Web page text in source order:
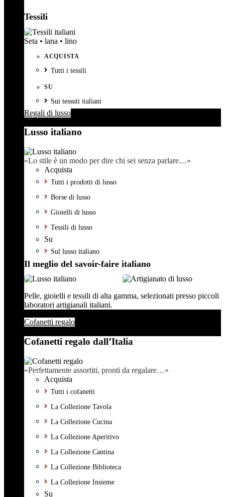
Tessili
Seta • lana • lino
ACQUISTA
Tutti i tessili
SU
Sui tessuti italiani
Regali di lusso
Lusso italiano
«Lo stile è un modo per dire chi sei senza parlare…»
Acquista
Tutti i prodotti di lusso
Borse di lusso
Gioielli di lusso
Tessili di lusso
Su
Sul lusso italiano
Il meglio del savoir-faire italiano
Pelle, gioielli e tessili di alta gamma, selezionati presso piccoli
laboratori artigianali italiani.
Cofanetti regalo
Cofanetti regalo dall’Italia
«Perfettamente assortiti, pronti da regalare…»
Acquista
Tutti i cofanetti
La Collezione Tavola
La Collezione Cucina
La Collezione Aperitivo
La Collezione Cantina
La Collezione Biblioteca
La Collezione Insieme
Su